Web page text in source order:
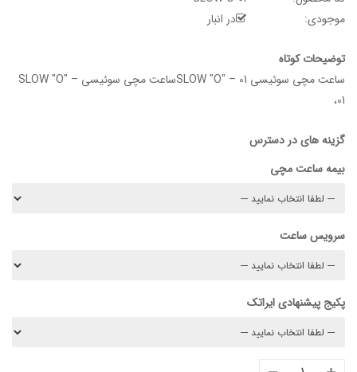
موجودی:
در انبار
توضیحات کوتاه
ساعت مچی سوئیسی SLOW "O" – 01ساعت مچی سوئیسی SLOW "O" –
01،
گزینه های در دسترس
بیمه ساعت مچی
سرویس ساعت
پکیج پیشنهادی ایراتک